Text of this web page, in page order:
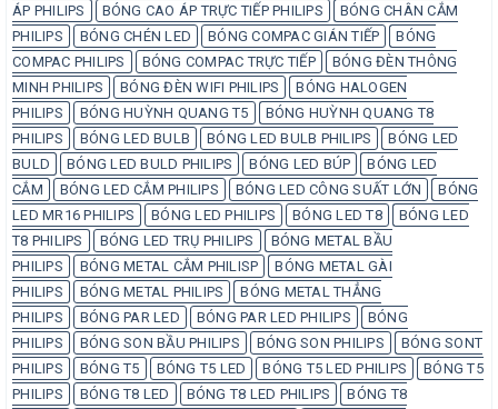
ÁP PHILIPS
BÓNG CAO ÁP TRỰC TIẾP PHILIPS
BÓNG CHÂN CẮM
PHILIPS
BÓNG CHÉN LED BÓNG COMPAC GIÁN TIẾP
BÓNG
COMPAC PHILIPS
BÓNG COMPAC TRỰC TIẾP
BÓNG ĐÈN THÔNG
MINH PHILIPS
BÓNG ĐÈN WIFI PHILIPS
BÓNG HALOGEN
PHILIPS
BÓNG HUỲNH QUANG T5
BÓNG HUỲNH QUANG T8
PHILIPS
BÓNG LED BULB BÓNG LED BULB PHILIPS
BÓNG LED
BULD
BÓNG LED BULD PHILIPS BÓNG LED BÚP
BÓNG LED
CẮM
BÓNG LED CẮM PHILIPS BÓNG LED CÔNG SUẤT LỚN
BÓNG
LED MR16 PHILIPS
BÓNG LED PHILIPS BÓNG LED T8
BÓNG LED
T8 PHILIPS
BÓNG LED TRỤ PHILIPS
BÓNG METAL BẦU
PHILIPS
BÓNG METAL CẮM PHILISP
BÓNG METAL GÀI
PHILIPS
BÓNG METAL PHILIPS
BÓNG METAL THẲNG
PHILIPS
BÓNG PAR LED BÓNG PAR LED PHILIPS
BÓNG
PHILIPS
BÓNG SON BẦU PHILIPS BÓNG SON PHILIPS
BÓNG SONT
PHILIPS
BÓNG T5 BÓNG T5 LED BÓNG T5 LED PHILIPS
BÓNG T5
PHILIPS
BÓNG T8 LED BÓNG T8 LED PHILIPS
BÓNG T8